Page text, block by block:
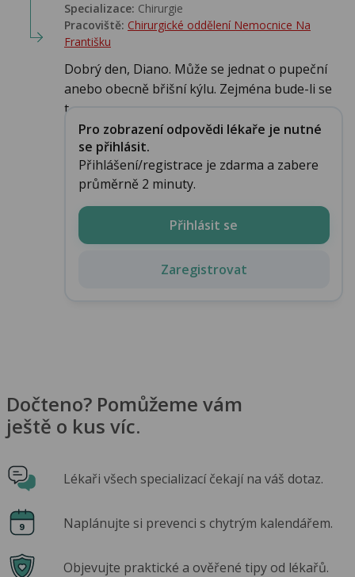
Specializace: Chirurgie
Pracoviště: Chirurgické oddělení Nemocnice Na
Františku
Dobrý den, Diano. Může se jednat o pupeční
anebo obecně břišní kýlu. Zejména bude-li se
t...
Pro zobrazení odpovědi lékaře je nutné
se přihlásit.
Přihlášení/registrace je zdarma a zabere
průměrně 2 minuty.
Přihlásit se
Zaregistrovat
Dočteno? Pomůžeme vám
ještě o kus víc.
Lékaři všech specializací čekají na váš dotaz.
Naplánujte si prevenci s chytrým kalendářem.
Objevujte praktické a ověřené tipy od lékařů.